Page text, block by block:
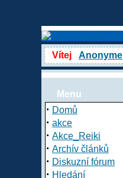
Vítej Anonyme
Menu
· Domů
· akce
· Akce_Reiki
· Archív článků
· Diskuzní fórum
· Hledání